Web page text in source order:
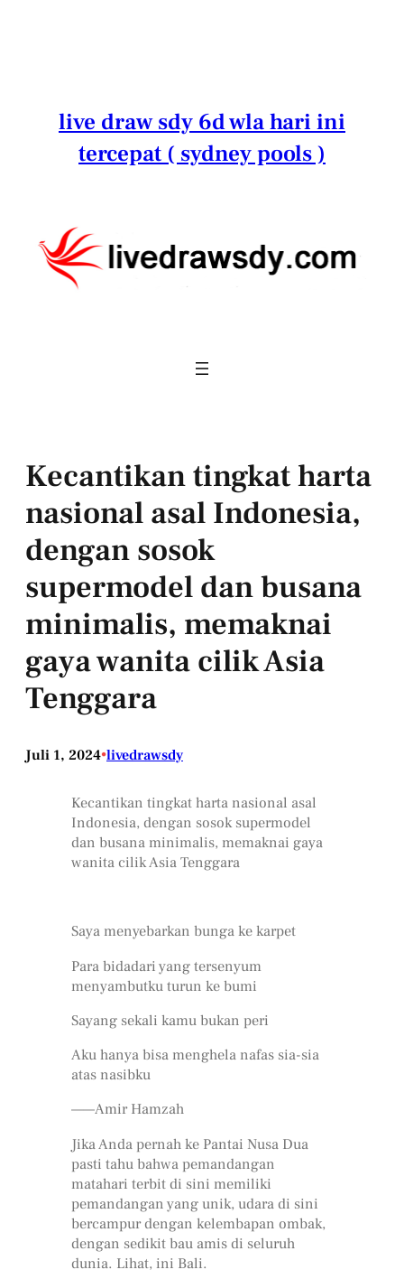
live draw sdy 6d wla hari ini
tercepat ( sydney pools )
Kecantikan tingkat harta
nasional asal Indonesia,
dengan sosok
supermodel dan busana
minimalis, memaknai
gaya wanita cilik Asia
Tenggara
Juli 1, 2024•livedrawsdy
Kecantikan tingkat harta nasional asal
Indonesia, dengan sosok supermodel
dan busana minimalis, memaknai gaya
wanita cilik Asia Tenggara
Saya menyebarkan bunga ke karpet
Para bidadari yang tersenyum
menyambutku turun ke bumi
Sayang sekali kamu bukan peri
Aku hanya bisa menghela nafas sia-sia
atas nasibku
——Amir Hamzah
Jika Anda pernah ke Pantai Nusa Dua
pasti tahu bahwa pemandangan
matahari terbit di sini memiliki
pemandangan yang unik, udara di sini
bercampur dengan kelembapan ombak,
dengan sedikit bau amis di seluruh
dunia. Lihat, ini Bali.